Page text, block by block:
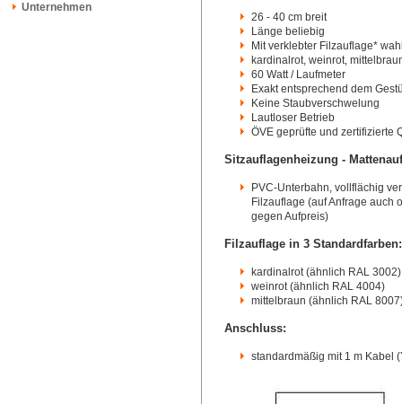
Unternehmen
26 - 40 cm breit
Länge beliebig
Mit verklebter Filzauflage*
kardinalrot, weinrot,
60 Watt / Laufmeter
Exakt entsprechend dem
Keine Staubverschwelung
Lautloser Betrieb
ÖVE geprüfte und zertifizierte
Sitzauflagenheizung -
PVC-Unterbahn, vollflächig
Filzauflage (auf Anfrage auch
gegen Aufpreis)
Filzauflage in 3 Standardfarben:
kardinalrot (ähnlich RAL 3002)
weinrot (ähnlich RAL 4004)
mittelbraun (ähnlich RAL
Anschluss:
standardmäßig mit 1 m Kabel